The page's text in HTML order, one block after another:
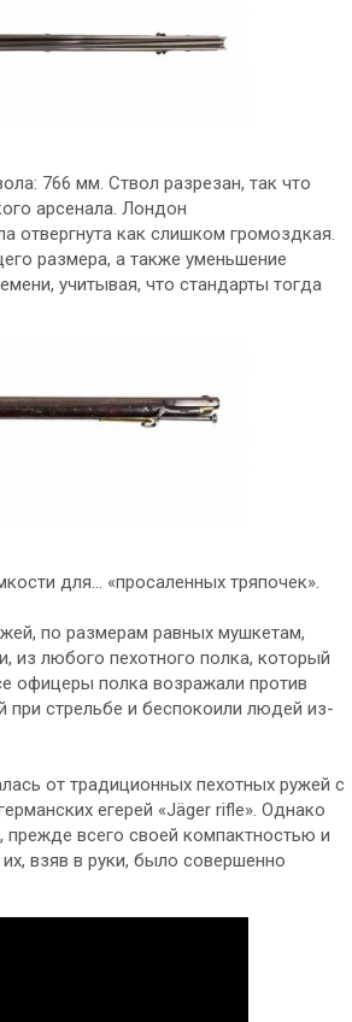
766 мм. Ствол разрезан, так что
арсенала. Лондон
отвергнута как слишком громоздкая.
размера, а также уменьшение
учитывая, что стандарты тогда
для… «просаленных тряпочек».
по размерам равных мушкетам,
из любого пехотного полка, который
офицеры полка возражали против
при стрельбе и беспокоили людей из-
от традиционных пехотных ружей с
егерей «Jäger rifle». Однако
прежде всего своей компактностью и
взяв в руки, было совершенно